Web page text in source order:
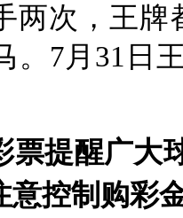
两次，王牌
。7月31日
提醒广大
意控制购彩